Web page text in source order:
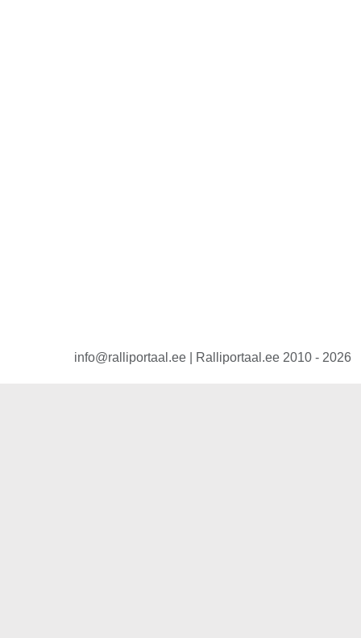
info@ralliportaal.ee | Ralliportaal.ee 2010 - 2026